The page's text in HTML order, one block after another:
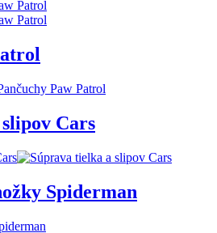
Cars
Spiderman